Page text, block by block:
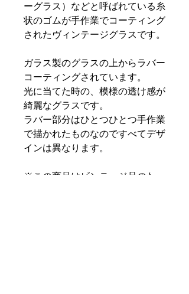
ーグラス）などと呼ばれている糸
状のゴムが手作業でコーティング
されたヴィンテージグラスです。
ガラス製のグラスの上からラバー
コーティングされています。
光に当てた時の、模様の透け感が
綺麗なグラスです。
ラバー部分はひとつひとつ手作業
で描かれたものなのですべてデザ
インは異なります。
※この商品はビンテージ品のた